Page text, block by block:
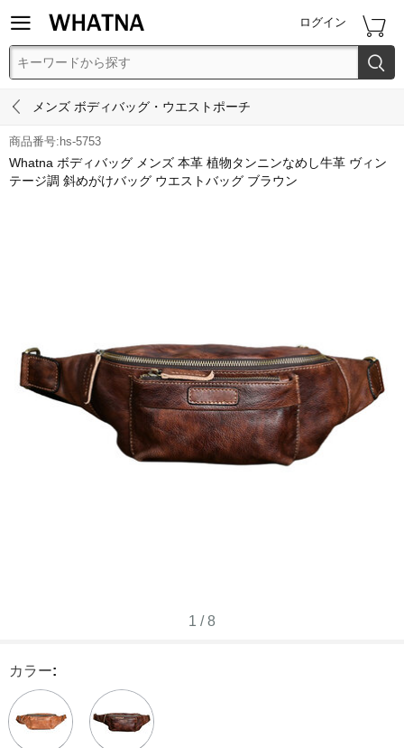
 ログイン 

 メンズ ボディバッグ・ウエストポーチ
商品番号:hs-5753
Whatna ボディバッグ メンズ 本革 植物タンニンなめし牛革 ヴィン
テージ調 斜めがけバッグ ウエストバッグ ブラウン
1 /8
カラー: